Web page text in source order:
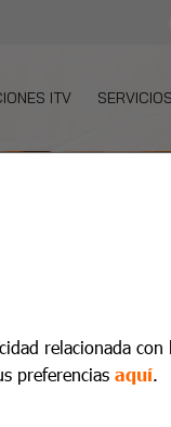
ITV
relacionada con
preferencias aquí.